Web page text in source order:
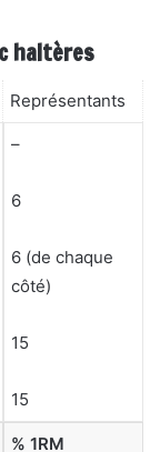
haltères
Représentants
–
6
6 (de chaque
côté)
15
15
% 1RM